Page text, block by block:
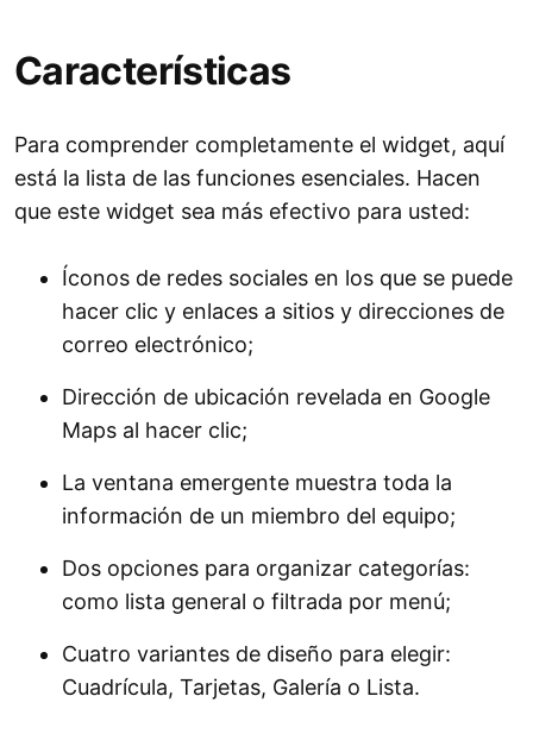
Características
Para comprender completamente el widget, aquí
está la lista de las funciones esenciales. Hacen
que este widget sea más efectivo para usted:
Íconos de redes sociales en los que se puede
hacer clic y enlaces a sitios y direcciones de
correo electrónico;
Dirección de ubicación revelada en Google
Maps al hacer clic;
La ventana emergente muestra toda la
información de un miembro del equipo;
Dos opciones para organizar categorías:
como lista general o filtrada por menú;
Cuatro variantes de diseño para elegir:
Cuadrícula, Tarjetas, Galería o Lista.